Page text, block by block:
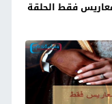
فقط الحلقة